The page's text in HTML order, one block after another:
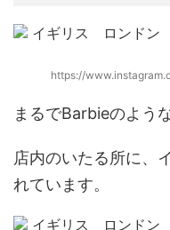
https://
まるでBarbieのよう
店内のいたる所に、
れています。